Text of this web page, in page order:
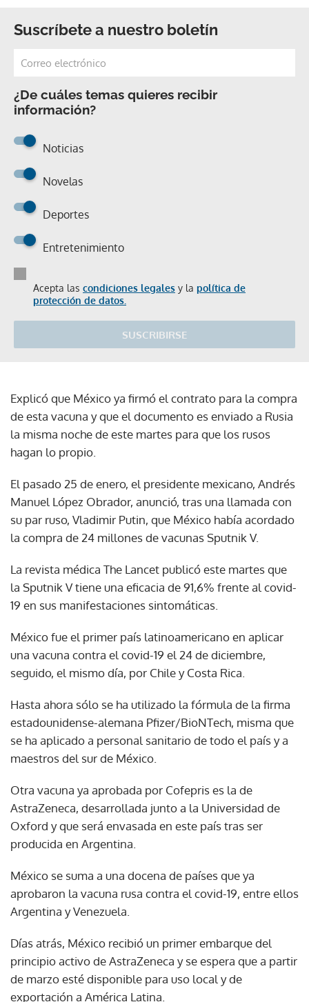
Suscríbete a nuestro boletín
¿De cuáles temas quieres recibir
información?
Noticias
Novelas
Deportes
Entretenimiento
Acepta las condiciones legales y la política de
protección de datos.
SUSCRIBIRSE
Explicó que México ya firmó el contrato para la compra
de esta vacuna y que el documento es enviado a Rusia
la misma noche de este martes para que los rusos
hagan lo propio.
El pasado 25 de enero, el presidente mexicano, Andrés
Manuel López Obrador, anunció, tras una llamada con
su par ruso, Vladimir Putin, que México había acordado
la compra de 24 millones de vacunas Sputnik V.
La revista médica The Lancet publicó este martes que
la Sputnik V tiene una eficacia de 91,6% frente al covid-
19 en sus manifestaciones sintomáticas.
México fue el primer país latinoamericano en aplicar
una vacuna contra el covid-19 el 24 de diciembre,
seguido, el mismo día, por Chile y Costa Rica.
Hasta ahora sólo se ha utilizado la fórmula de la firma
estadounidense-alemana Pfizer/BioNTech, misma que
se ha aplicado a personal sanitario de todo el país y a
maestros del sur de México.
Otra vacuna ya aprobada por Cofepris es la de
AstraZeneca, desarrollada junto a la Universidad de
Oxford y que será envasada en este país tras ser
producida en Argentina.
México se suma a una docena de países que ya
aprobaron la vacuna rusa contra el covid-19, entre ellos
Argentina y Venezuela.
Días atrás, México recibió un primer embarque del
principio activo de AstraZeneca y se espera que a partir
de marzo esté disponible para uso local y de
exportación a América Latina.